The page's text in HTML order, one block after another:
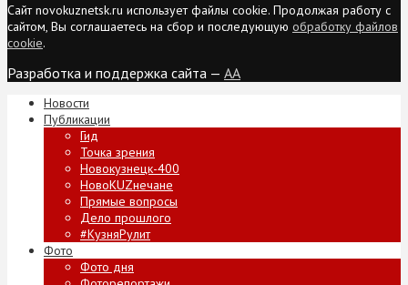
Сайт novokuznetsk.ru использует файлы cookie. Продолжая работу с
сайтом, Вы соглашаетесь на сбор и последующую обработку файлов
cookie.
Разработка и поддержка сайта — AA
Новости
Публикации
Гид
Точка зрения
Новокузнецк-400
НовоKUZнечане
Прямые вопросы
Дело прошлого
#КузняРулит
Фото
Фото дня